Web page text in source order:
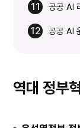
11 공공 AI
12 공공 AI
역대 정부